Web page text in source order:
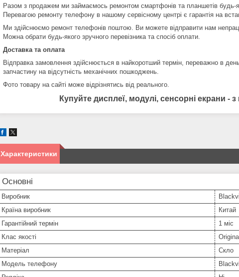
Разом з продажем ми займаємось ремонтом смартфонів та планшетів будь-
Перевагою ремонту телефону в нашому сервісному центрі є гарантія на
Ми здійснюємо ремонт телефонів поштою. Ви можете відправити нам
Можна обрати будь-якого зручного перевізника та спосіб оплати.
Доставка та оплата
Відправка замовлення здійснюється в найкоротший термін, переважно в
запчастину на відсутність механічних пошкоджень.
Фото товару на сайті може відрізнятись від реального.
Купуйте дисплеї, модулі, сенсорні екрани
Характеристики
Основні
Виробник
Країна виробник
Китай
Гарантійний термін
1 міс
Клас якості
Матеріал
Скло
Модель телефону